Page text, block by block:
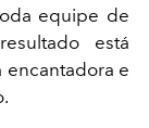
equipe de
está
encantadora e